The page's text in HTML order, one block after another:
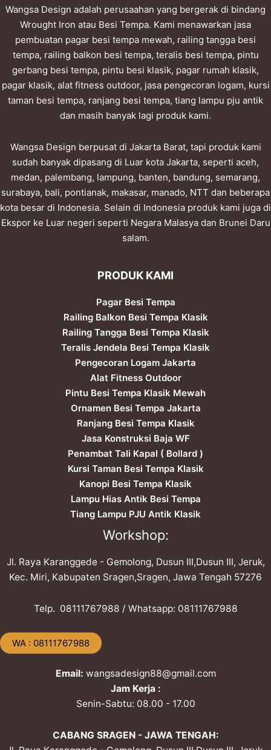
Wangsa Design adalah perusaahan yang bergerak di bindang
Wrought Iron atau Besi Tempa. Kami menawarkan jasa
pembuatan pagar besi tempa mewah, railing tangga besi
tempa, railing balkon besi tempa, teralis besi tempa, pintu
gerbang besi tempa, pintu besi klasik, pagar rumah klasik,
pagar klasik, alat fitness outdoor, jasa pengecoran logam, kursi
taman besi tempa, ranjang besi tempa, tiang lampu pju antik
dan masih banyak lagi produk kami.
Wangsa Design berpusat di Jakarta Barat, tapi produk kami
sudah banyak dipasang di Luar kota Jakarta, seperti aceh,
medan, palembang, lampung, banten, bandung, semarang,
surabaya, bali, pontianak, makasar, manado, NTT dan beberapa
kota besar di Indonesia. Selain di Indonesia produk kami juga di
Ekspor ke Luar negeri seperti Negara Malasya dan Brunei Daru
salam.
PRODUK KAMI
Pagar Besi Tempa
Railing Balkon Besi Tempa Klasik
Railing Tangga Besi Tempa Klasik
Teralis Jendela Besi Tempa Klasik
Pengecoran Logam Jakarta
Alat Fitness Outdoor
Pintu Besi Tempa Klasik Mewah
Ornamen Besi Tempa Jakarta
Ranjang Besi Tempa Klasik
Jasa Konstruksi Baja WF
Penambat Tali Kapal ( Bollard )
Kursi Taman Besi Tempa Klasik
Kanopi Besi Tempa Klasik
Lampu Hias Antik Besi Tempa
Tiang Lampu PJU Antik Klasik
Workshop:
Jl. Raya Karanggede - Gemolong, Dusun III,Dusun III, Jeruk,
Kec. Miri, Kabupaten Sragen,Sragen, Jawa Tengah 57276
Telp. ​08111767988 / Whatsapp: ​08111767988
​WA : 08111767988
Email: wangsadesign88@gmail.com
Jam Kerja :
Senin-Sabtu: 08.00 - 17.00
CABANG SRAGEN - JAWA TENGAH: